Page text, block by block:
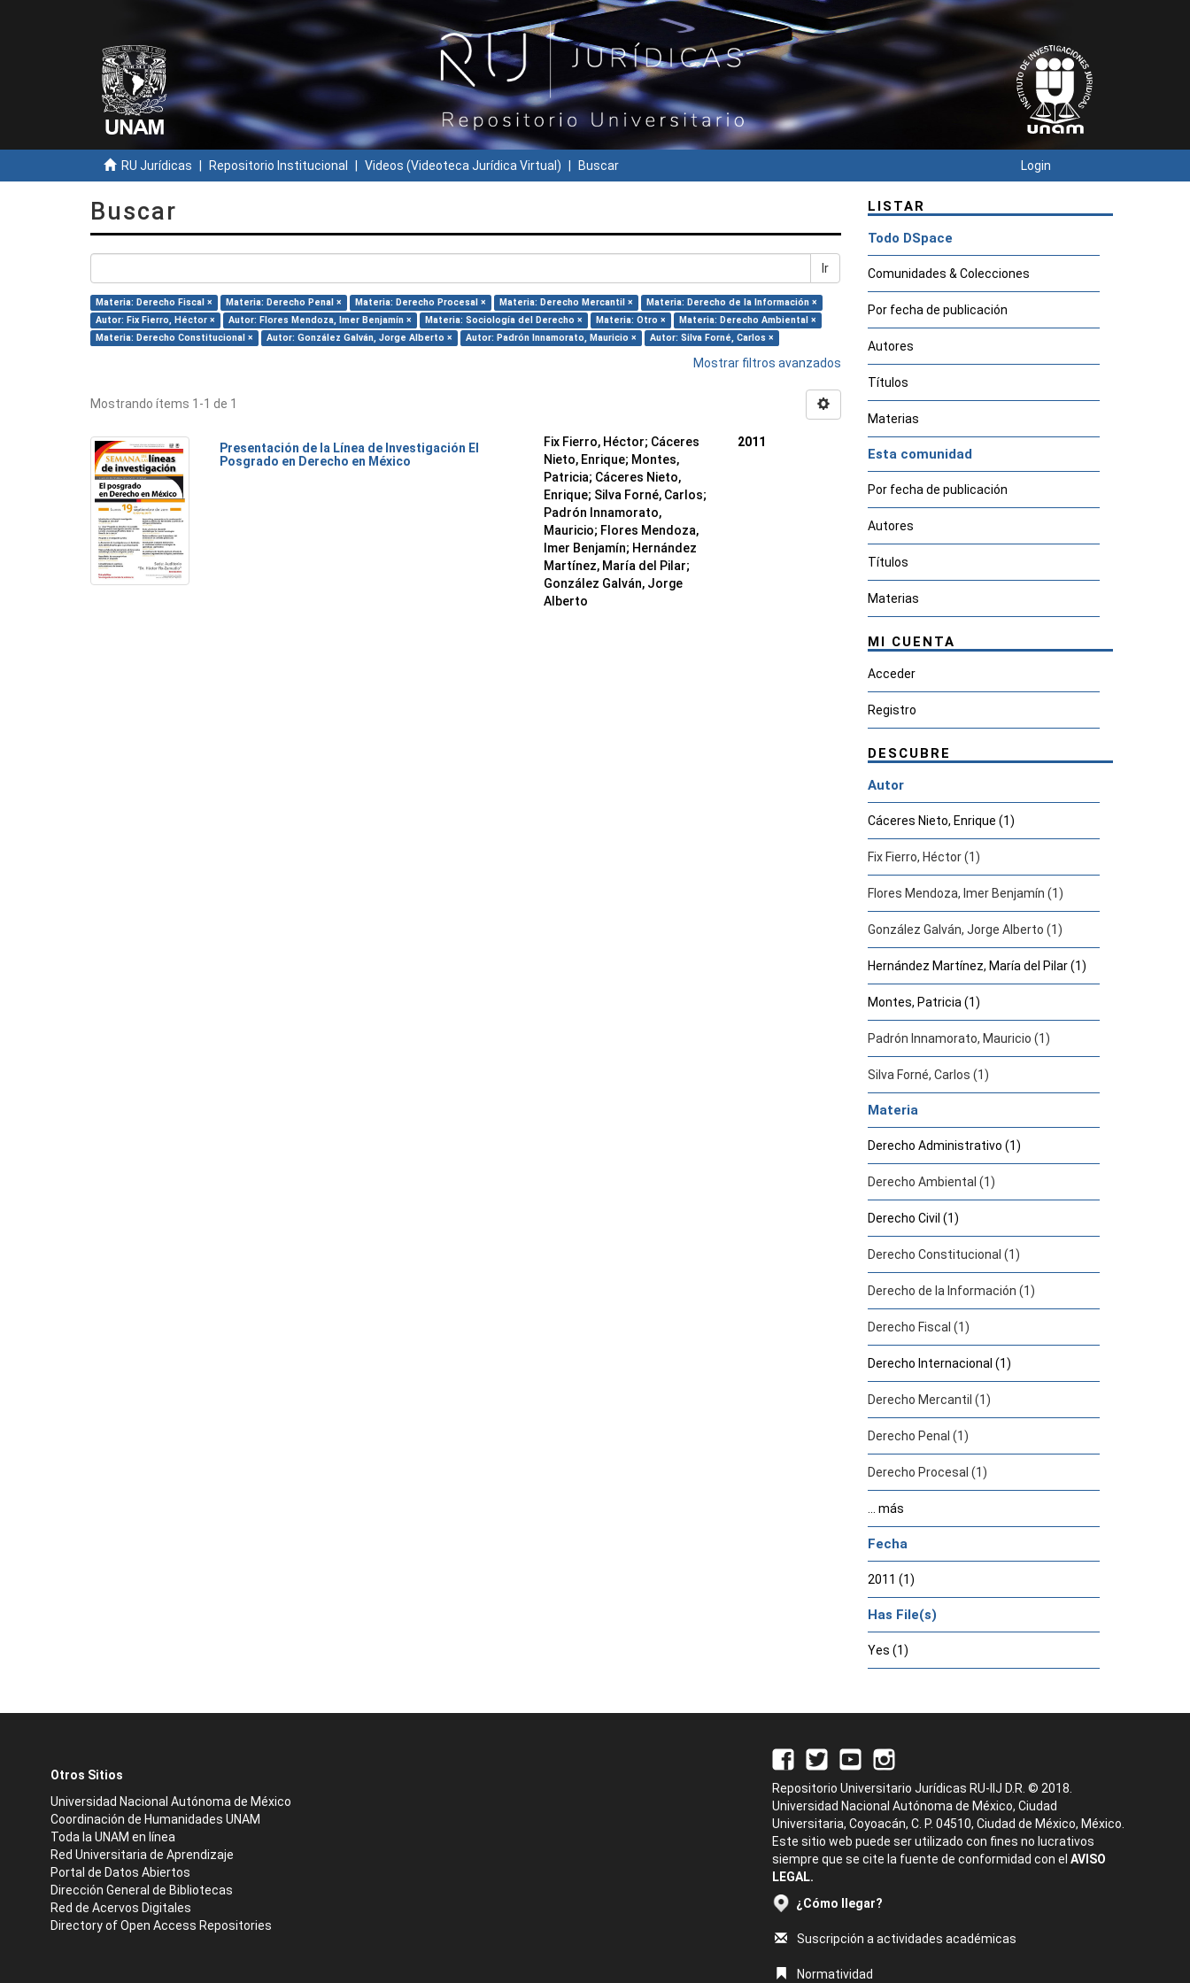
RU Jurídicas Repositorio Institucional Videos (Videoteca Jurídica Virtual) Buscar Login
Buscar
Ir
Materia: Derecho Fiscal × Materia: Derecho Penal × Materia: Derecho Procesal × Materia: Derecho Mercantil ×
Materia: Derecho de la Información ×
Autor: Fix Fierro, Héctor ×
Autor: Flores Mendoza, Imer Benjamín × Materia: Sociología del Derecho × Materia: Otro ×
Materia: Derecho Ambiental ×
Materia: Derecho Constitucional ×
Autor: González Galván, Jorge Alberto × Autor: Padrón Innamorato, Mauricio × Autor: Silva Forné, Carlos ×
Mostrar filtros avanzados
Mostrando ítems 1-1 de 1
Presentación de la Línea de Investigación El
Posgrado en Derecho en México
Fix Fierro, Héctor; Cáceres
Nieto, Enrique; Montes,
Patricia; Cáceres Nieto,
Enrique; Silva Forné, Carlos;
Padrón Innamorato,
Mauricio; Flores Mendoza,
Imer Benjamín; Hernández
Martínez, María del Pilar;
González Galván, Jorge
Alberto
2011
LISTAR
Todo DSpace
Comunidades & Colecciones
Por fecha de publicación
Autores
Títulos
Materias
Esta comunidad
Por fecha de publicación
Autores
Títulos
Materias
MI CUENTA
Acceder
Registro
DESCUBRE
Autor
Cáceres Nieto, Enrique (1)
Fix Fierro, Héctor (1)
Flores Mendoza, Imer Benjamín (1)
González Galván, Jorge Alberto (1)
Hernández Martínez, María del Pilar (1)
Montes, Patricia (1)
Padrón Innamorato, Mauricio (1)
Silva Forné, Carlos (1)
Materia
Derecho Administrativo (1)
Derecho Ambiental (1)
Derecho Civil (1)
Derecho Constitucional (1)
Derecho de la Información (1)
Derecho Fiscal (1)
Derecho Internacional (1)
Derecho Mercantil (1)
Derecho Penal (1)
Derecho Procesal (1)
... más
Fecha
2011 (1)
Has File(s)
Yes (1)
Otros Sitios
Universidad Nacional Autónoma de México
Coordinación de Humanidades UNAM
Toda la UNAM en línea
Red Universitaria de Aprendizaje
Portal de Datos Abiertos
Dirección General de Bibliotecas
Red de Acervos Digitales
Directory of Open Access Repositories
Repositorio Universitario Jurídicas RU-IIJ D.R. © 2018.
Universidad Nacional Autónoma de México, Ciudad
Universitaria, Coyoacán, C. P. 04510, Ciudad de México, México.
Este sitio web puede ser utilizado con fines no lucrativos
siempre que se cite la fuente de conformidad con el AVISO
LEGAL.
¿Cómo llegar?
Suscripción a actividades académicas
Normatividad